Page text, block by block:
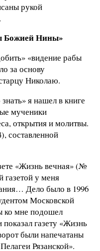
рукой
Божией Нины»
«видение рабы
за основу
Николаю.
я нашел в книге
мученики
открытия и молитвы.
составленной
«Жизнь вечная» (№
газетой у меня
Дело было в 1996
Московской
ко мне подошел
газету «Жизнь
были напечатаны
Рязанской».